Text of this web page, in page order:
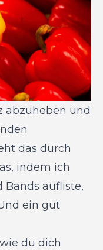
abzuheben und
das durch
indem ich
Bands aufliste,
ein gut
du dich